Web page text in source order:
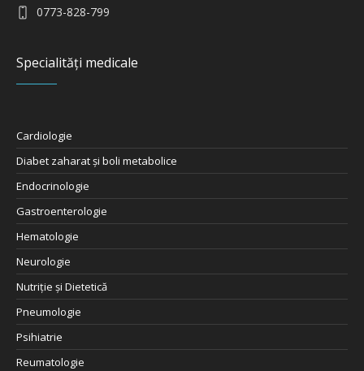
0773-828-799
Specialități medicale
Cardiologie
Diabet zaharat şi boli metabolice
Endocrinologie
Gastroenterologie
Hematologie
Neurologie
Nutriţie şi Dietetică
Pneumologie
Psihiatrie
Reumatologie